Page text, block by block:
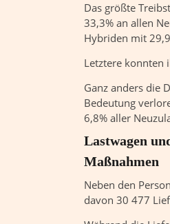
Das größte
33,3% an allen
Hybriden mit
Letztere konnten
Ganz anders die
Bedeutung
6,8% aller
Lastwagen
Maßnahmen
Neben den
davon 30 477